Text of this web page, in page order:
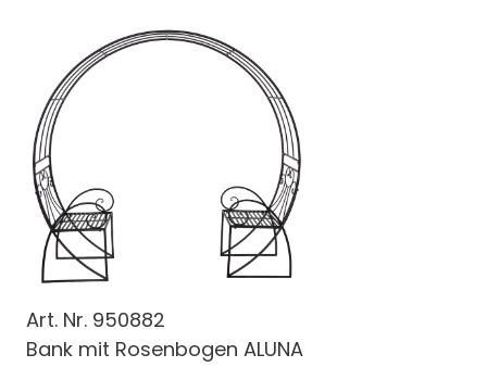
Art. Nr. 950882
Bank mit Rosenbogen ALUNA